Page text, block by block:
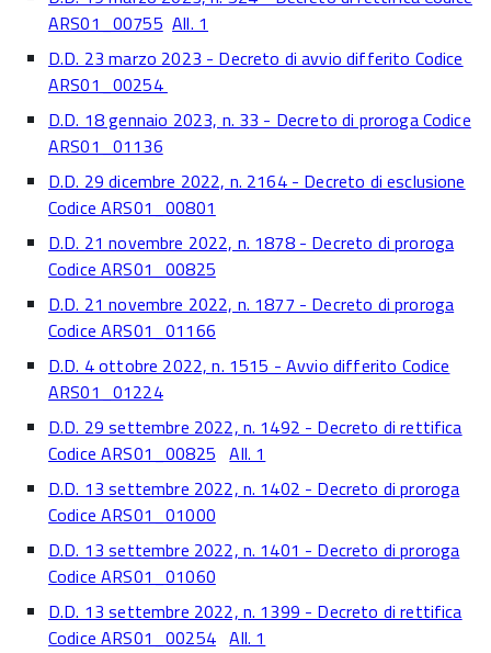
ARS01_00755 All. 1
D.D. 23 marzo 2023 - Decreto di avvio differito Codice
ARS01_00254
D.D. 18 gennaio 2023, n. 33 - Decreto di proroga Codice
ARS01_01136
D.D. 29 dicembre 2022, n. 2164 - Decreto di esclusione
Codice ARS01_00801
D.D. 21 novembre 2022, n. 1878 - Decreto di proroga
Codice ARS01_00825
D.D. 21 novembre 2022, n. 1877 - Decreto di proroga
Codice ARS01_01166
D.D. 4 ottobre 2022, n. 1515 - Avvio differito Codice
ARS01_01224
D.D. 29 settembre 2022, n. 1492 - Decreto di rettifica
Codice ARS01_00825 All. 1
D.D. 13 settembre 2022, n. 1402 - Decreto di proroga
Codice ARS01_01000
D.D. 13 settembre 2022, n. 1401 - Decreto di proroga
Codice ARS01_01060
D.D. 13 settembre 2022, n. 1399 - Decreto di rettifica
Codice ARS01_00254 All. 1